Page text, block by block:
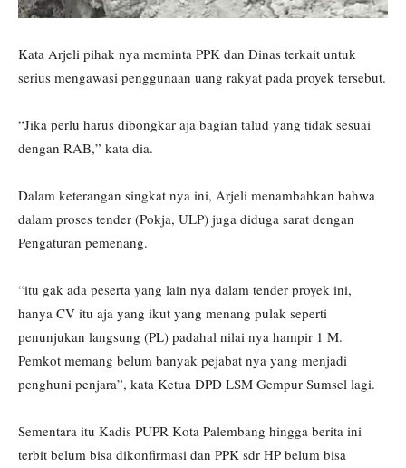
Kata Arjeli pihak nya meminta PPK dan Dinas terkait untuk
serius mengawasi penggunaan uang rakyat pada proyek tersebut.
“Jika perlu harus dibongkar aja bagian talud yang tidak sesuai
dengan RAB,” kata dia.
Dalam keterangan singkat nya ini, Arjeli menambahkan bahwa
dalam proses tender (Pokja, ULP) juga diduga sarat dengan
Pengaturan pemenang.
“itu gak ada peserta yang lain nya dalam tender proyek ini,
hanya CV itu aja yang ikut yang menang pulak seperti
penunjukan langsung (PL) padahal nilai nya hampir 1 M.
Pemkot memang belum banyak pejabat nya yang menjadi
penghuni penjara”, kata Ketua DPD LSM Gempur Sumsel lagi.
Sementara itu Kadis PUPR Kota Palembang hingga berita ini
terbit belum bisa dikonfirmasi dan PPK sdr HP belum bisa